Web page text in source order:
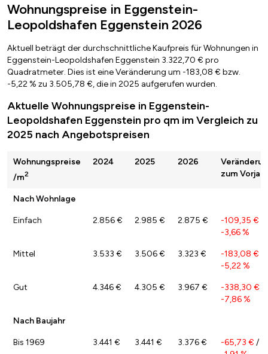
Wohnungspreise in Eggenstein-
Leopoldshafen Eggenstein 2026
Aktuell beträgt der durchschnittliche Kaufpreis für Wohnungen in
Eggenstein-Leopoldshafen Eggenstein 3.322,70 € pro
Quadratmeter. Dies ist eine Veränderung um -183,08 € bzw.
-5,22 % zu 3.505,78 €, die in 2025 aufgerufen wurden.
Aktuelle Wohnungspreise in Eggenstein-
Leopoldshafen Eggenstein pro qm im Vergleich zu
2025 nach Angebotspreisen
Wohnungspreise
/m2
2024 2025 2026
zum Vorjahr
Nach Wohnlage
Einfach 2.856 € 2.985 € 2.875 € -109,35 €
-3,66 %
Mittel 3.533 € 3.506 € 3.323 € -183,08 €
-5,22 %
Gut 4.346 € 4.305 € 3.967 € -338,30 €
-7,86 %
Nach Baujahr
Bis 1969 3.441 € 3.441 € 3.376 € -65,73 € /